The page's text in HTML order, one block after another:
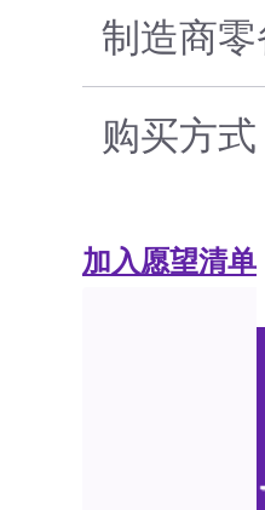
制造商
购买方式
加入愿望清单